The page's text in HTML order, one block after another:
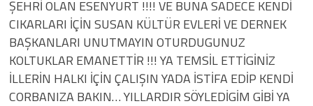
ŞEHRİ OLAN ESENYURT !!!! VE BUNA SADECE KENDİ
CIKARLARI İÇİN SUSAN KÜLTÜR EVLERİ VE DERNEK
BAŞKANLARI UNUTMAYIN OTURDUGUNUZ
KOLTUKLAR EMANETTİR !!! YA TEMSİL ETTİGİNİZ
İLLERİN HALKI İÇİN ÇALIŞIN YADA İSTİFA EDİP KENDİ
CORBANIZA BAKIN… YILLARDIR SÖYLEDİGİM GİBİ YA